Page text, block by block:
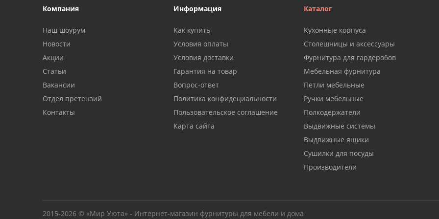
Компания
Наш шоурум
Новости
Акции
Статьи
Вакансии
Отдел претензий
Контакты
Информация
Как купить
Условия оплаты
Условия доставки
Гарантия на товар
Вопрос-ответ
Политика конфидециальности
Пользовательское соглашение
Карта сайта
Каталог
Кухонные корпуса
Столешницы и аксессуары
Фурнитура для гардеробов
Мебельная фурнитура
Петли мебельные
Ручки мебельные
Полкодержатели
Выдвижные системы
Выдвижные ящики
Сушилки для посуды
Производители
2015-2026 © «Мир Уюта» - Интернет-магазин фурнитуры для мебели и дома